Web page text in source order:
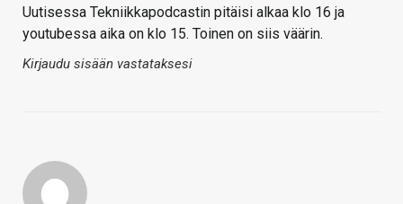
Uutisessa Tekniikkapodcastin pitäisi alkaa klo 16 ja
youtubessa aika on klo 15. Toinen on siis väärin.
Kirjaudu sisään vastataksesi